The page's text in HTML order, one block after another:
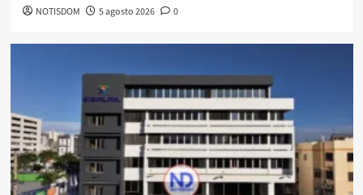
NOTISDOM 5 agosto 2026 0